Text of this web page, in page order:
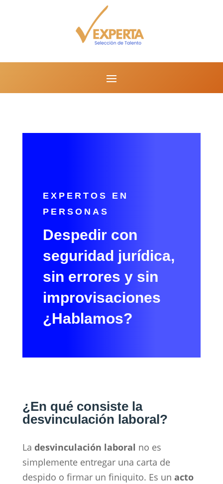
EXPERTOS EN
PERSONAS
Despedir con
seguridad jurídica,
sin errores y sin
improvisaciones
¿Hablamos?
¿En qué consiste la
desvinculación laboral?
La desvinculación laboral no es
simplemente entregar una carta de
despido o firmar un finiquito. Es un acto